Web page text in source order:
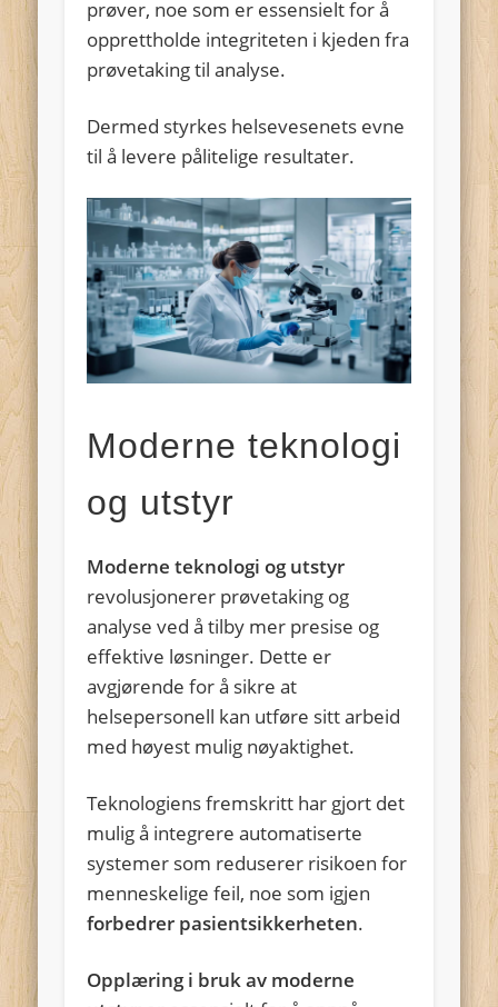
prøver, noe som er essensielt for å
opprettholde integriteten i kjeden fra
prøvetaking til analyse.
Dermed styrkes helsevesenets evne
til å levere pålitelige resultater.
Moderne teknologi
og utstyr
Moderne teknologi og utstyr
revolusjonerer prøvetaking og
analyse ved å tilby mer presise og
effektive løsninger. Dette er
avgjørende for å sikre at
helsepersonell kan utføre sitt arbeid
med høyest mulig nøyaktighet.
Teknologiens fremskritt har gjort det
mulig å integrere automatiserte
systemer som reduserer risikoen for
menneskelige feil, noe som igjen
forbedrer pasientsikkerheten.
Opplæring i bruk av moderne